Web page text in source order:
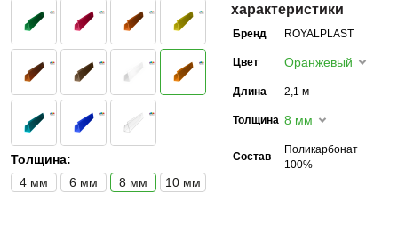
Толщина:
4 мм
6 мм 8 мм 10 мм
характеристики
Бренд ROYALPLAST
Цвет Оранжевый
Длина 2,1 м
Толщина 8 мм
Состав
Поликарбонат
100%